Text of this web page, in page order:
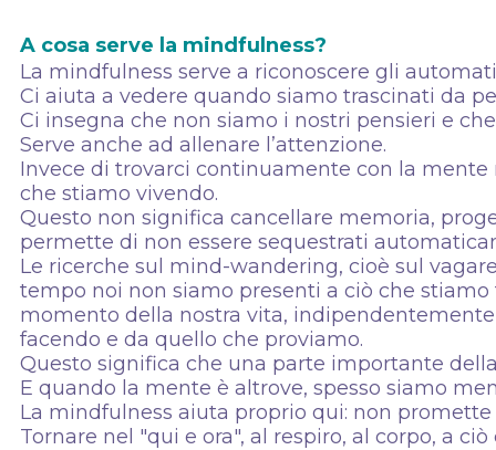
A cosa serve la mindfulness?
La mindfulness serve a riconoscere gli
Ci aiuta a vedere quando siamo trascinati da
Ci insegna che non siamo i nostri pensieri e
Serve anche ad allenare l’attenzione.
Invece di trovarci continuamente con la
che stiamo vivendo.
Questo non significa cancellare memoria,
permette di non essere sequestrati
Le ricerche sul mind-wandering, cioè sul
tempo noi non siamo presenti a ciò che
momento della nostra vita,
facendo e da quello che proviamo.
Questo significa che una parte importante
E quando la mente è altrove, spesso siamo
La mindfulness aiuta proprio qui: non
Tornare nel "qui e ora", al respiro, al corpo, a